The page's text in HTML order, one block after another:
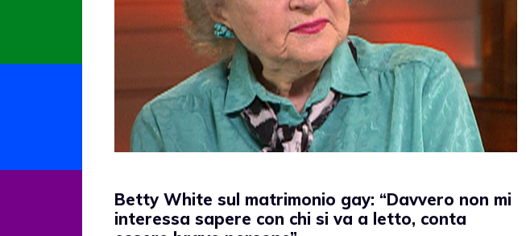
Betty White sul matrimonio gay: “Davvero non mi
interessa sapere con chi si va a letto, conta